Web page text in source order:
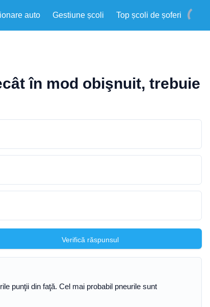
auto Gestiune școli Top școli de șoferi
în mod obişnuit, trebuie
Verifică răspunsul
punţii din faţă. Cel mai probabil pneurile sunt